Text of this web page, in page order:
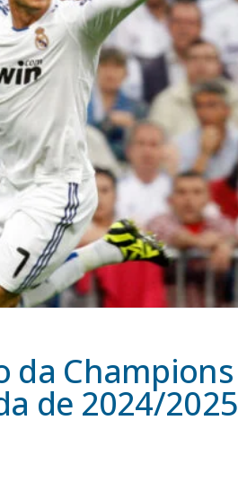
da Champions
de 2024/2025